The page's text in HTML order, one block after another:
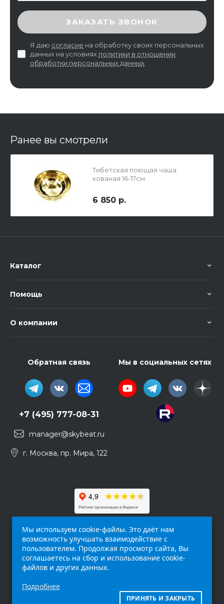
ВВЕДИТЕ ПРОВЕРОЧНЫЙ КОД
ЗАКАЗАТЬ ЗВОНОК
Я даю согласие на обработку своих персональных
данных на условиях политики в отношении
обработки персональных данных
Ранее вы смотрели
Тибетская поющая чаша
кованая 16-17см
6 850 р.
Каталог
Помощь
О компании
Обратная связь
+7 (495) 777-08-31
manager@skybeat.ru
г. Москва, пр. Мира, 122
Мы в социальных сетях
интернет-сайт (
исключительно информационный характер и
Мы используем cookie-файлы. Это даёт нам
возможность улучшать взаимодействие с
пользователем. Продолжая просмотр сайта, Вы
соглашаетесь на сбор и использование cookie-
файлов и других данных.
Подробнее
ПРИНЯТЬ И ЗАКРЫТЬ